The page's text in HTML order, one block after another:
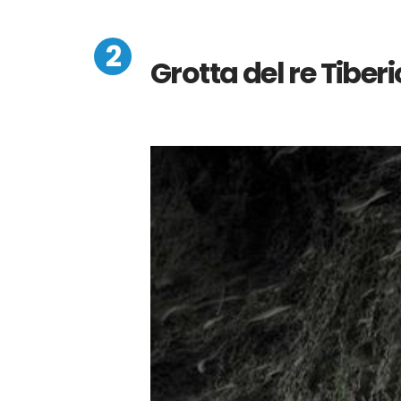
Grotta del re